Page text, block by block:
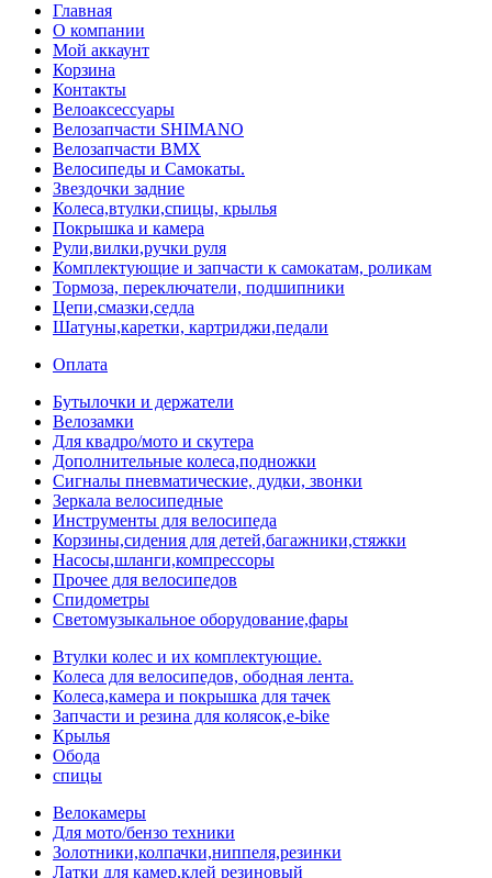
Главная
О компании
Мой аккаунт
Корзина
Контакты
Велоаксессуары
Велозапчасти SHIMANO
Велозапчасти BMX
Велосипеды и Самокаты.
Звездочки задние
Колеса,втулки,спицы, крылья
Покрышка и камера
Рули,вилки,ручки руля
Комплектующие и запчасти к самокатам, роликам
Тормоза, переключатели, подшипники
Цепи,смазки,седла
Шатуны,каретки, картриджи,педали
Оплата
Бутылочки и держатели
Велозамки
Для квадро/мото и скутера
Дополнительные колеса,подножки
Сигналы пневматические, дудки, звонки
Зеркала велосипедные
Инструменты для велосипеда
Корзины,сидения для детей,багажники,стяжки
Насосы,шланги,компрессоры
Прочее для велосипедов
Спидометры
Светомузыкальное оборудование,фары
Втулки колес и их комплектующие.
Колеса для велосипедов, ободная лента.
Колеса,камера и покрышка для тачек
Запчасти и резина для колясок,e-bike
Крылья
Обода
спицы
Велокамеры
Для мото/бензо техники
Золотники,колпачки,ниппеля,резинки
Латки для камер,клей резиновый